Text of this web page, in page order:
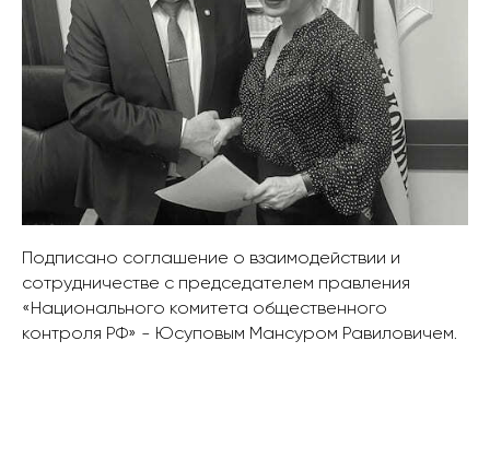
Подписано соглашение о взаимодействии и
сотрудничестве с председателем правления
«Национального комитета общественного
контроля РФ» - Юсуповым Мансуром Равиловичем.